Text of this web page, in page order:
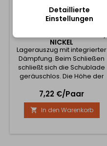
LAGERVERLÄNGERUNG MIT
NICKEL
Lagerauszug mit integrierter
Dämpfung. Beim Schließen
schließt sich die Schublade
geräuschlos. Die Höhe der
Die Tragfähigkeit beträgt 35
kg. Preis ist pro Paar pro
Schublade
Preis
7,22 €/Paar
 In den Warenkorb
Detaillierte
Einstellungen